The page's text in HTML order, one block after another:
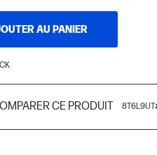
AU PANIER
CE PRODUIT